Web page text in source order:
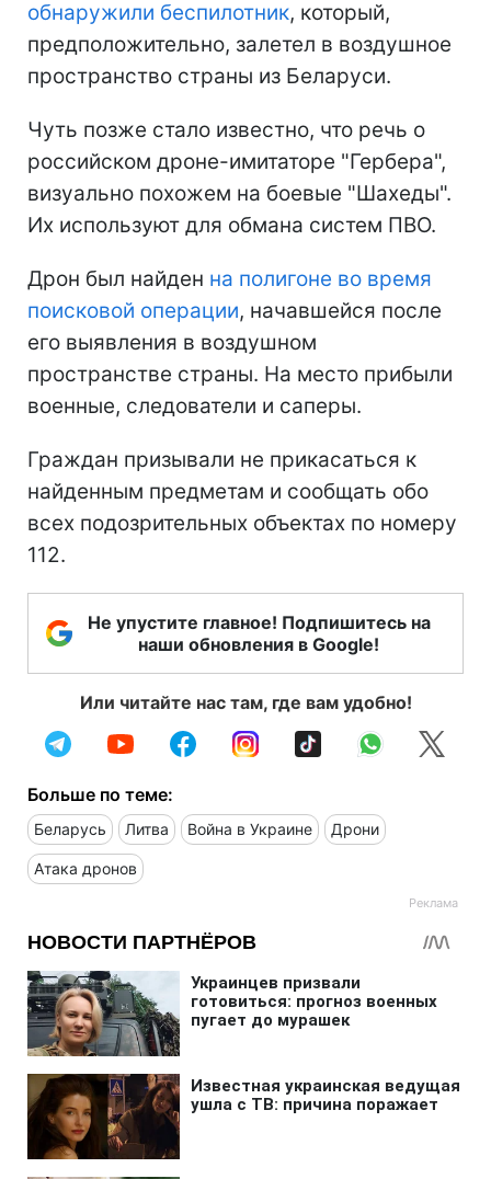
обнаружили беспилотник, который,
предположительно, залетел в воздушное
пространство страны из Беларуси.
Чуть позже стало известно, что речь о
российском дроне-имитаторе "Гербера",
визуально похожем на боевые "Шахеды".
Их используют для обмана систем ПВО.
Дрон был найден на полигоне во время
поисковой операции, начавшейся после
его выявления в воздушном
пространстве страны. На место прибыли
военные, следователи и саперы.
Граждан призывали не прикасаться к
найденным предметам и сообщать обо
всех подозрительных объектах по номеру
112.
Не упустите главное! Подпишитесь на
наши обновления в Google!
Или читайте нас там, где вам удобно!
Больше по теме:
Беларусь Литва Война в Украине Дрони
Атака дронов